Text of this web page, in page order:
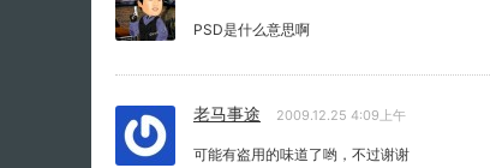
PSD是什么意思啊
老马事途 2009.12.25 4:09上午
可能有盗用的味道了哟，不过谢谢